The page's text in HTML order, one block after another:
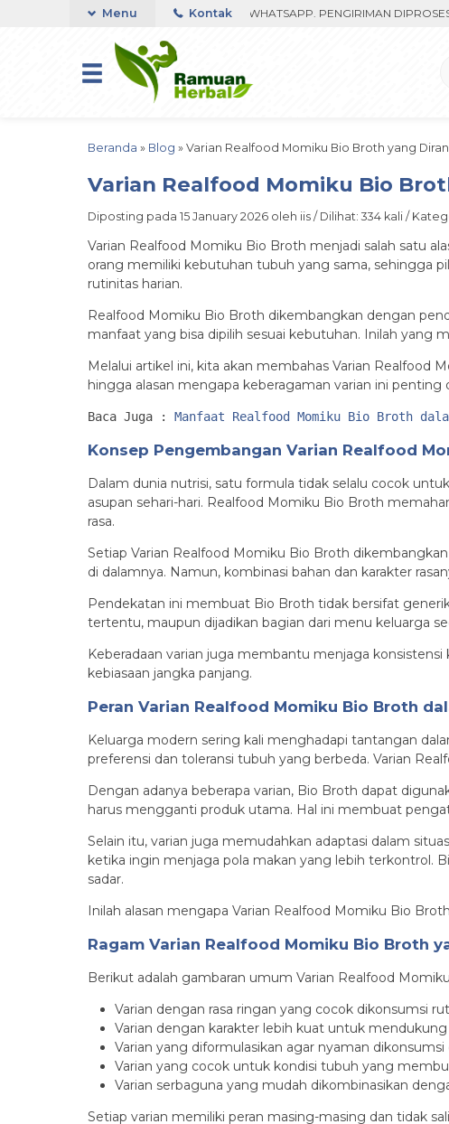
350RIBU FAST RESPON ORDER VIA WHATSAPP. PENGIRIMAN DIPROSES
Menu Kontak
Beranda » Blog » Varian Realfood Momiku Bio Broth yang
Varian Realfood Momiku Bio
Diposting pada 15 January 2026 oleh iis / Dilihat: 334 kali /
Varian Realfood Momiku Bio Broth menjadi salah satu
orang memiliki kebutuhan tubuh yang sama, sehingga
rutinitas harian.
Realfood Momiku Bio Broth dikembangkan dengan
manfaat yang bisa dipilih sesuai kebutuhan. Inilah yang
Melalui artikel ini, kita akan membahas Varian Realfood
hingga alasan mengapa keberagaman varian ini
Baca Juga : Manfaat Realfood Momiku Bio Broth
Konsep Pengembangan Varian Realfood
Dalam dunia nutrisi, satu formula tidak selalu cocok
asupan sehari-hari. Realfood Momiku Bio Broth
rasa.
Setiap Varian Realfood Momiku Bio Broth
di dalamnya. Namun, kombinasi bahan dan karakter
Pendekatan ini membuat Bio Broth tidak bersifat
tertentu, maupun dijadikan bagian dari menu keluarga
Keberadaan varian juga membantu menjaga
kebiasaan jangka panjang.
Peran Varian Realfood Momiku Bio Broth
Keluarga modern sering kali menghadapi tantangan
preferensi dan toleransi tubuh yang berbeda. Varian
Dengan adanya beberapa varian, Bio Broth dapat
harus mengganti produk utama. Hal ini membuat
Selain itu, varian juga memudahkan adaptasi dalam
ketika ingin menjaga pola makan yang lebih terkontrol.
sadar.
Inilah alasan mengapa Varian Realfood Momiku Bio
Ragam Varian Realfood Momiku Bio Broth
Berikut adalah gambaran umum Varian Realfood
Varian dengan rasa ringan yang cocok dikonsumsi
Varian dengan karakter lebih kuat untuk
Varian yang diformulasikan agar nyaman dikonsumsi
Varian yang cocok untuk kondisi tubuh yang
Varian serbaguna yang mudah dikombinasikan
Setiap varian memiliki peran masing-masing dan tidak